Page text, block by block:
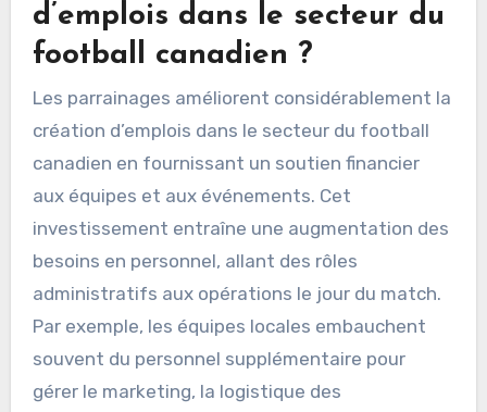
d’emplois dans le secteur du
football canadien ?
Les parrainages améliorent considérablement la
création d’emplois dans le secteur du football
canadien en fournissant un soutien financier
aux équipes et aux événements. Cet
investissement entraîne une augmentation des
besoins en personnel, allant des rôles
administratifs aux opérations le jour du match.
Par exemple, les équipes locales embauchent
souvent du personnel supplémentaire pour
gérer le marketing, la logistique des